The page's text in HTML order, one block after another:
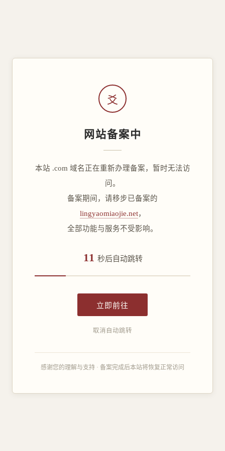
爻
网站备案中
本站 .com 域名正在重新办理备案，暂时无法访
问。
备案期间，请移步已备案的
lingyaomiaojie.net，
全部功能与服务不受影响。
11 秒后自动跳转
立即前往
取消自动跳转
感谢您的理解与支持 · 备案完成后本站将恢复正常访问